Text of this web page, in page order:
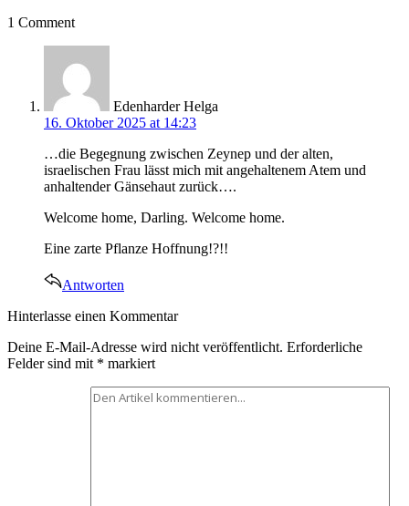
1 Comment
Edenharder Helga
16. Oktober 2025 at 14:23
…die Begegnung zwischen Zeynep und der alten,
israelischen Frau lässt mich mit angehaltenem Atem und
anhaltender Gänsehaut zurück….
Welcome home, Darling. Welcome home.
Eine zarte Pflanze Hoffnung!?!!
Antworten
Hinterlasse
Kommentar
Hinterlasse einen Kommentar
Deine E-Mail-Adresse wird nicht veröffentlicht. Erforderliche
Felder sind mit * markiert